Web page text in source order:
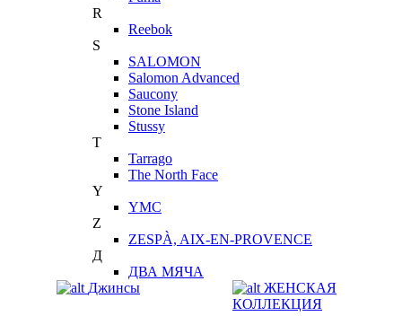
R
Reebok
S
SALOMON
Salomon Advanced
Saucony
Stone Island
Stussy
T
Tarrago
The North Face
Y
YMC
Z
ZESPÀ, AIX-EN-PROVENCE
Д
ДВА МЯЧА
Джинсы
ЖЕНСКАЯ
КОЛЛЕКЦИЯ